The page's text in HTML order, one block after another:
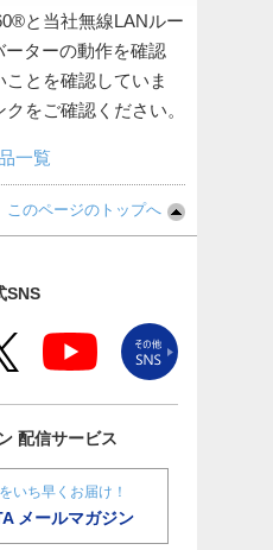
と当社無線LANルー
ーターの動作を確認
ことを確認していま
をご確認ください。
一覧
このページのトップへ
SNS
配信サービス
いち早くお届け！
メールマガジン